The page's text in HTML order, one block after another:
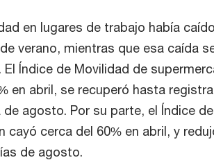
en lugares de trabajo había
verano, mientras que esa caída
Índice de Movilidad de
en abril, se recuperó hasta
de agosto. Por su parte, el Índice
cayó cerca del 60% en abril, y
de agosto.